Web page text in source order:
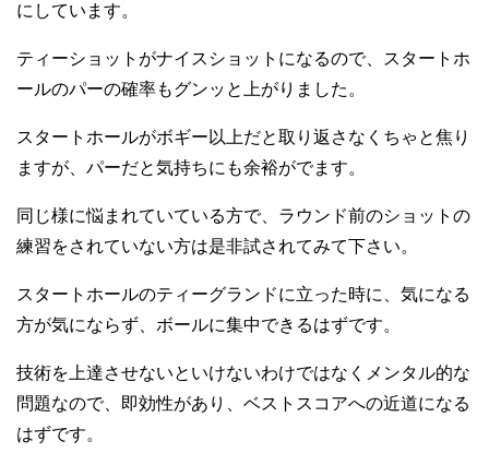
にしています。
ティーショットがナイスショットになるので、スタートホ
ールのパーの確率もグンッと上がりました。
スタートホールがボギー以上だと取り返さなくちゃと焦り
ますが、パーだと気持ちにも余裕がでます。
同じ様に悩まれていている方で、ラウンド前のショットの
練習をされていない方は是非試されてみて下さい。
スタートホールのティーグランドに立った時に、気になる
方が気にならず、ボールに集中できるはずです。
技術を上達させないといけないわけではなくメンタル的な
問題なので、即効性があり、ベストスコアへの近道になる
はずです。